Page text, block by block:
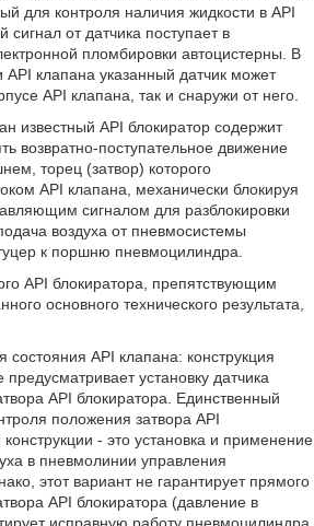
для контроля наличия жидкости в API
сигнал от датчика поступает в
пломбировки автоцистерны. В
клапана указанный датчик может
API клапана, так и снаружи от него.
известный API блокиратор содержит
возвратно-поступательное движение
торец (затвор) которого
API клапана, механически блокируя
сигналом для разблокировки
воздуха от пневмосистемы
к поршню пневмоцилиндра.
API блокиратора, препятствующим
основного технического результата,
состояния API клапана: конструкция
установку датчика
API блокиратора. Единственный
положения затвора API
конструкции - это установка и применение
в пневмолинии управления
этот вариант не гарантирует прямого
API блокиратора (давление в